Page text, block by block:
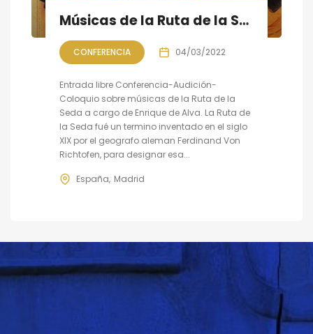
Músicas de la Ruta de la Seda: Conferencia-Audición-Coloquio
CONFERENCIA 04/03/2022
Entrada libre Conferencia-Audición-
Coloquio sobre músicas de la Ruta de la
Seda a cargo de Enrique de Alva. La Ruta de
la Seda fué un termino inventado en el siglo
XIX por el geografo aleman Ferdinand Von
Richtofen, para designar esa...
España Madrid